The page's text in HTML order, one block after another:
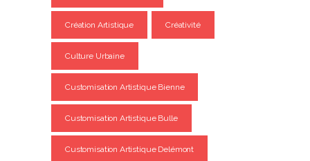
Création Artistique Créativité
Culture Urbaine
Customisation Artistique Bienne
Customisation Artistique Bulle
Customisation Artistique Delémont